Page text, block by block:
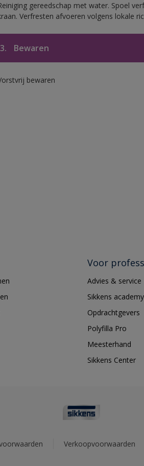
gereedschap met water. Spoel
Verfresten afvoeren volgens lokale
3. Bewaren
bewaren
Voor
Advies & service
Sikkens academy
Opdrachtgevers
Polyfilla Pro
Meesterhand
Sikkens Center
Verkoopvoorwaarden